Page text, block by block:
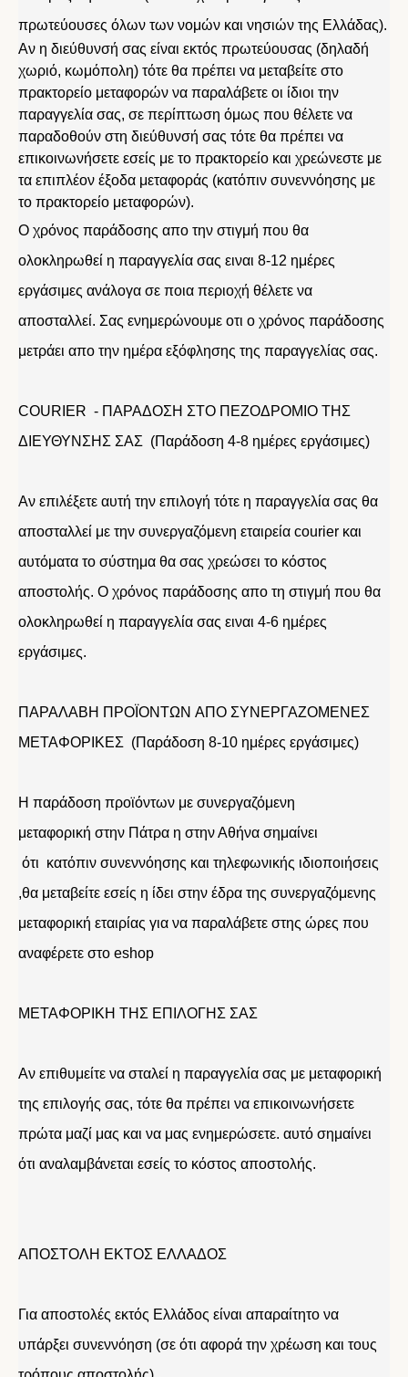
πρωτεύουσες όλων των νομών και νησιών της Ελλάδας).
Αν η διεύθυνσή σας είναι εκτός πρωτεύουσας (δηλαδή
χωριό, κωμόπολη) τότε θα πρέπει να μεταβείτε στο
πρακτορείο μεταφορών να παραλάβετε οι ίδιοι την
παραγγελία σας, σε περίπτωση όμως που θέλετε να
παραδοθούν στη διεύθυνσή σας τότε θα πρέπει να
επικοινωνήσετε εσείς με το πρακτορείο και χρεώνεστε με
τα επιπλέον έξοδα μεταφοράς (κατόπιν συνεννόησης με
το πρακτορείο μεταφορών).
Ο χρόνος παράδοσης απο την στιγμή που θα
ολοκληρωθεί η παραγγελία σας ειναι 8-12 ημέρες
εργάσιμες ανάλογα σε ποια περιοχή θέλετε να
αποσταλλεί. Σας ενημερώνουμε οτι ο χρόνος παράδοσης
μετράει απο την ημέρα εξόφλησης της παραγγελίας σας.
COURIER - ΠΑΡΑΔΟΣΗ ΣΤΟ ΠΕΖΟΔΡΟΜΙΟ ΤΗΣ
ΔΙΕΥΘΥΝΣΗΣ ΣΑΣ (Παράδοση 4-8 ημέρες εργάσιμες)
Αν επιλέξετε αυτή την επιλογή τότε η παραγγελία σας θα
αποσταλλεί με την συνεργαζόμενη εταιρεία courier και
αυτόματα το σύστημα θα σας χρεώσει το κόστος
αποστολής. Ο χρόνος παράδοσης απο τη στιγμή που θα
ολοκληρωθεί η παραγγελία σας ειναι 4-6 ημέρες
εργάσιμες.
ΠΑΡΑΛΑΒΗ ΠΡΟΪΟΝΤΩΝ ΑΠΟ ΣΥΝΕΡΓΑΖΟΜΕΝΕΣ
ΜΕΤΑΦΟΡΙΚΕΣ (Παράδοση 8-10 ημέρες εργάσιμες)
Η παράδοση προϊόντων με συνεργαζόμενη
μεταφορική στην Πάτρα η στην Αθήνα σημαίνει
ότι κατόπιν συνεννόησης και τηλεφωνικής ιδιοποιήσεις
,θα μεταβείτε εσείς η ίδει στην έδρα της συνεργαζόμενης
μεταφορική εταιρίας για να παραλάβετε στης ώρες που
αναφέρετε στο eshop
ΜΕΤΑΦΟΡΙΚΗ ΤΗΣ ΕΠΙΛΟΓΗΣ ΣΑΣ
Αν επιθυμείτε να σταλεί η παραγγελία σας με μεταφορική
της επιλογής σας, τότε θα πρέπει να επικοινωνήσετε
πρώτα μαζί μας και να μας ενημερώσετε. αυτό σημαίνει
ότι αναλαμβάνεται εσείς το κόστος αποστολής.
ΑΠΟΣΤΟΛΗ ΕΚΤΟΣ ΕΛΛΑΔΟΣ
Για αποστολές εκτός Ελλάδος είναι απαραίτητο να
υπάρξει συνεννόηση (σε ότι αφορά την χρέωση και τους